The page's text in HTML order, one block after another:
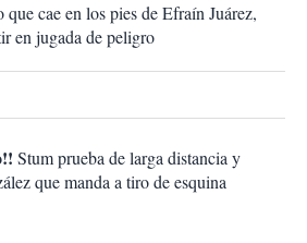
cae en los pies de Efraín Juárez,
en jugada de peligro
Stum prueba de larga distancia y
que manda a tiro de esquina